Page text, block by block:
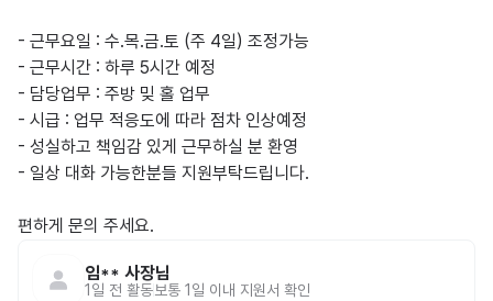
- 근무요일 : 수.목.금.토 (주 4일) 조정가능
- 근무시간 : 하루 5시간 예정
- 담당업무 : 주방 밎 홀 업무
- 시급 : 업무 적응도에 따라 점차 인상예정
- 성실하고 책임감 있게 근무하실 분 환영
- 일상 대화 가능한분들 지원부탁드립니다.
임** 사장님
1일 전 활동 보통 1일 이내 지원서 확인